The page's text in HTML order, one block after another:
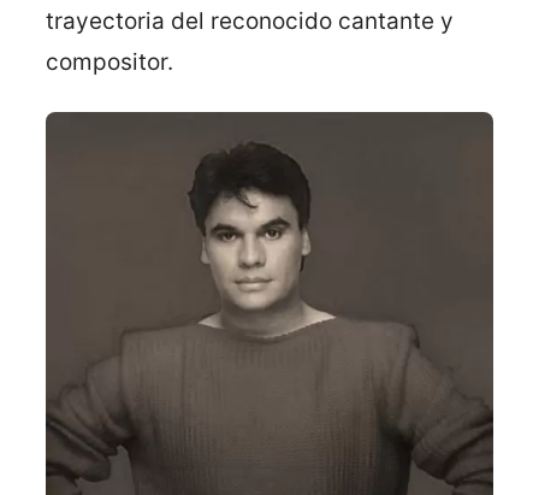
trayectoria del reconocido cantante y
compositor.